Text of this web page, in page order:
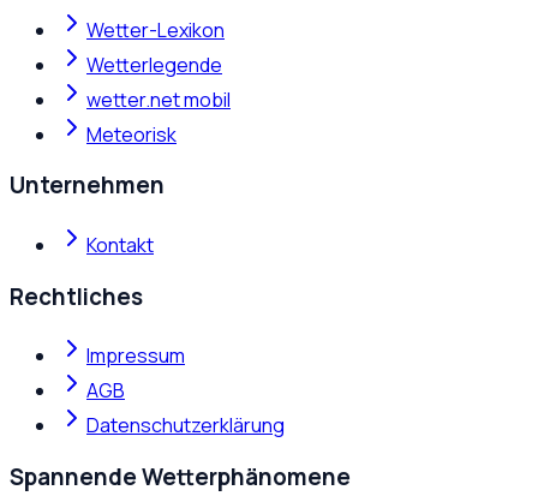
Wetter-Lexikon
Wetterlegende
wetter.net mobil
Meteorisk
Unternehmen
Kontakt
Rechtliches
Impressum
AGB
Datenschutzerklärung
Spannende Wetterphänomene